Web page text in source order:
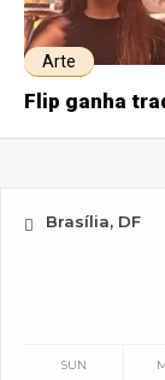
Arte
Flip ganha
Brasília, DF
SUN